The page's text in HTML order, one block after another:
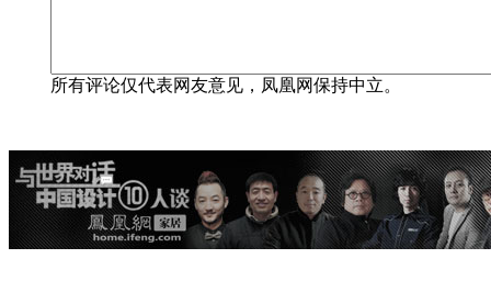
所有评论仅代表网友意见，凤凰网保持中立。